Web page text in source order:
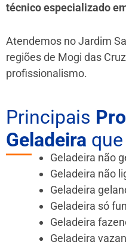
técnico especializado
Atendemos no Jardim
regiões de Mogi das
profissionalismo.
Principais
Geladeira
Geladeira não
Geladeira não
Geladeira
Geladeira só
Geladeira
Geladeira